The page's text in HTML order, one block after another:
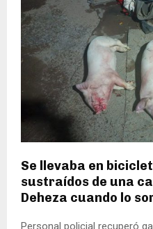
Se llevaba en
sustraídos de una
Deheza cuando lo
Personal policial recuperó